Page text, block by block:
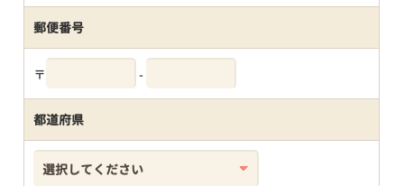
郵便番号
〒 -
都道府県